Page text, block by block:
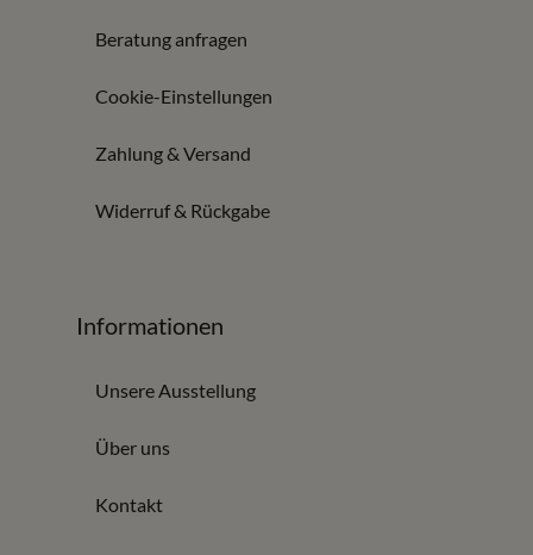
Beratung anfragen
Cookie-Einstellungen
Zahlung & Versand
Widerruf & Rückgabe
Informationen
Unsere Ausstellung
Über uns
Kontakt